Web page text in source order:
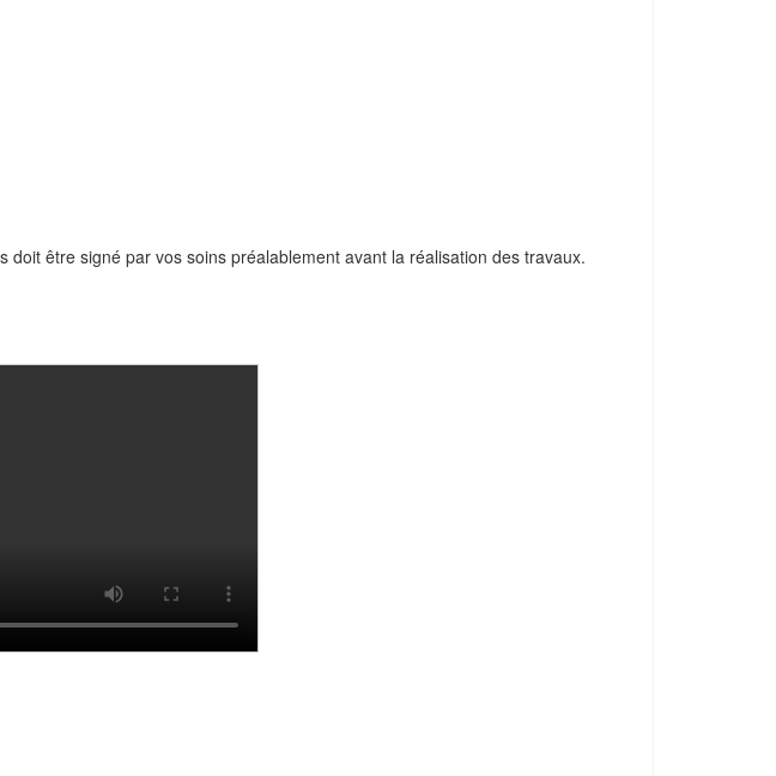
être signé par vos soins préalablement avant la réalisation des travaux.